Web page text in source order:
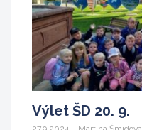
Výlet ŠD 20. 9.